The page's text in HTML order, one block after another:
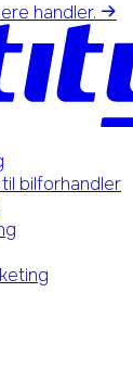
handler.
bilforhandler